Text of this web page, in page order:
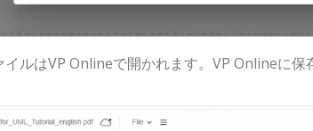
イルはVP Onlineで開かれます。VP Onlineに